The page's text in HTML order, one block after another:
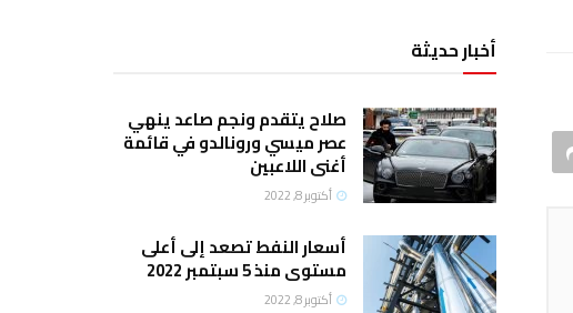
أخبار حديثة
صلاح يتقدم ونجم صاعد ينهي
عصر ميسي ورونالدو في قائمة
أغنى اللاعبين
أكتوبر 8, 2022
أسعار النفط تصعد إلى أعلى
مستوى منذ 5 سبتمبر 2022
أكتوبر 8, 2022